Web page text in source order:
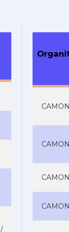
CAMON
CAMON
CAMON
CAMON